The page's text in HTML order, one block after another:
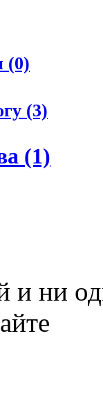
(0)
(3)
(1)
и ни